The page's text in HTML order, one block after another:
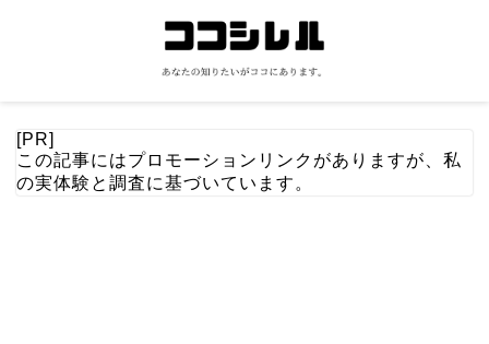
[PR]
この記事にはプロモーションリンクがありますが、私
の実体験と調査に基づいています。